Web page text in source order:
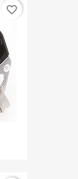
favorite_border